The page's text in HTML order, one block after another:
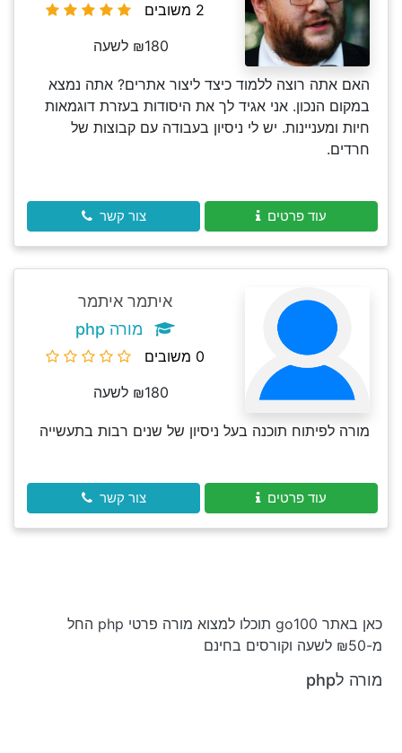
2 משובים
₪180 לשעה
האם אתה רוצה ללמוד כיצד ליצור אתרים? אתה נמצא
במקום הנכון. אני אגיד לך את היסודות בעזרת דוגמאות
חיות ומעניינות. יש לי ניסיון בעבודה עם קבוצות של
חרדים.
עוד פרטים צור קשר
איתמר איתמר
מורה php
0 משובים
₪180 לשעה
מורה לפיתוח תוכנה בעל ניסיון של שנים רבות בתעשייה
עוד פרטים צור קשר
כאן באתר go100 תוכלו למצוא מורה פרטי php החל
מ-₪50 לשעה וקורסים בחינם
מורה לphp